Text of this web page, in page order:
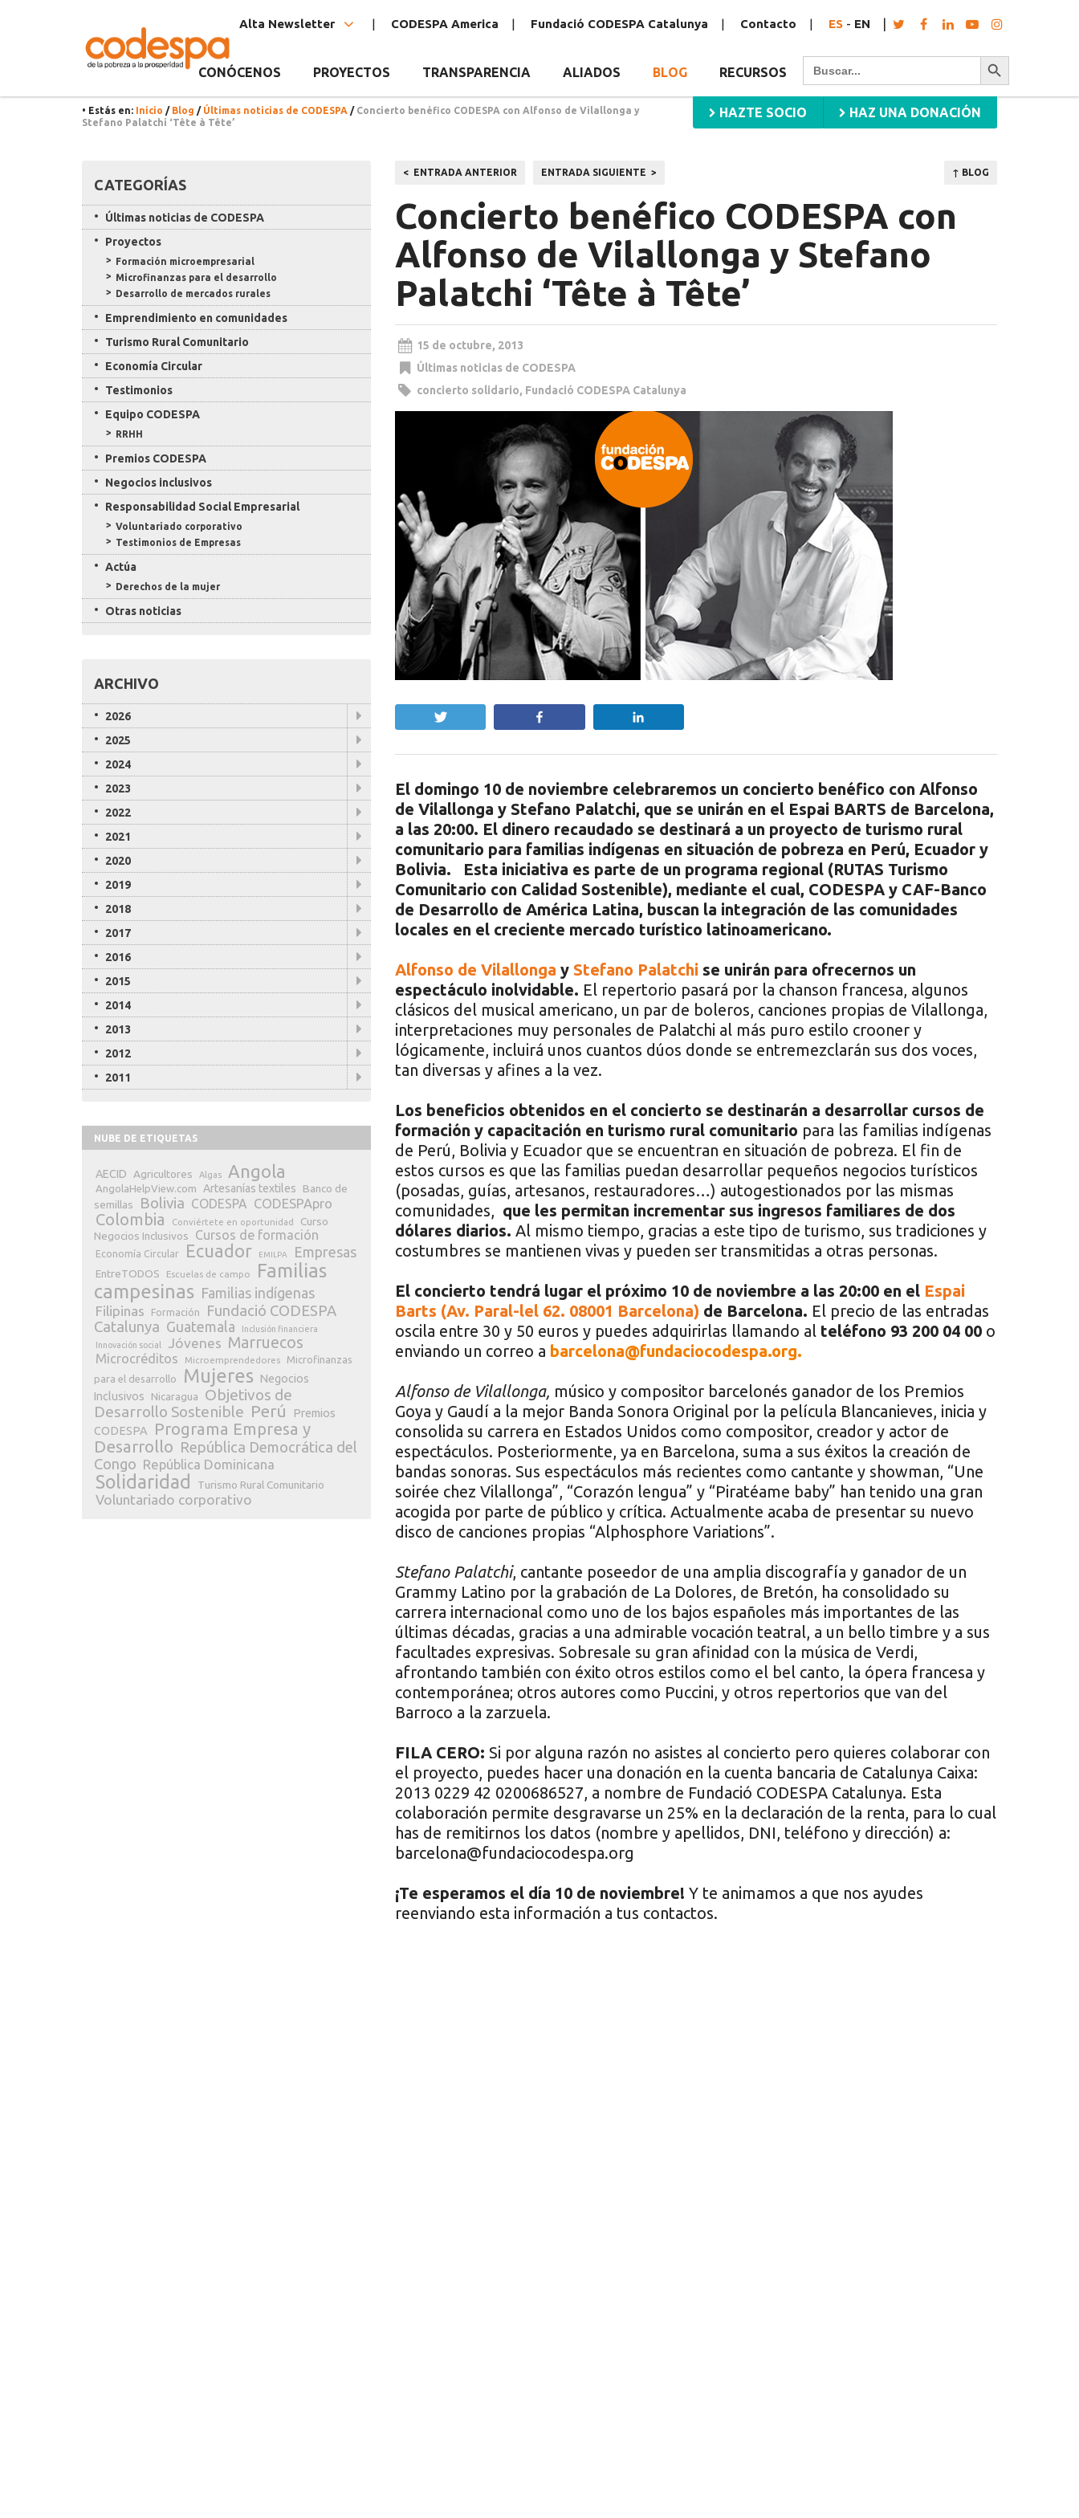
Alta Newsletter CODESPA America Fundació CODESPA Catalunya Contacto ES - EN
CONÓCENOS PROYECTOS TRANSPARENCIA ALIADOS BLOG RECURSOS
Buscar: Botón de búsqueda
HAZTE SOCIO HAZ UNA DONACIÓN
• Estás en: Inicio / Blog / Últimas noticias de CODESPA / Concierto benéfico CODESPA con Alfonso de Vilallonga y
Stefano Palatchi ‘Tête à Tête’
↑ BLOG
Navegación
de
entradas
ENTRADA ANTERIOR ENTRADA SIGUIENTE
Concierto benéfico CODESPA con
Alfonso de Vilallonga y Stefano
Palatchi ‘Tête à Tête’
15 de octubre, 2013
Últimas noticias de CODESPA
concierto solidario, Fundació CODESPA Catalunya
El domingo 10 de noviembre celebraremos un concierto benéfico con Alfonso
de Vilallonga y Stefano Palatchi, que se unirán en el Espai BARTS de Barcelona,
a las 20:00. El dinero recaudado se destinará a un proyecto de turismo rural
comunitario para familias indígenas en situación de pobreza en Perú, Ecuador y
Bolivia. Esta iniciativa es parte de un programa regional (RUTAS Turismo
Comunitario con Calidad Sostenible), mediante el cual, CODESPA y CAF-Banco
de Desarrollo de América Latina, buscan la integración de las comunidades
locales en el creciente mercado turístico latinoamericano.
Alfonso de Vilallonga y Stefano Palatchi se unirán para ofrecernos un
espectáculo inolvidable. El repertorio pasará por la chanson francesa, algunos
clásicos del musical americano, un par de boleros, canciones propias de Vilallonga,
interpretaciones muy personales de Palatchi al más puro estilo crooner y
lógicamente, incluirá unos cuantos dúos donde se entremezclarán sus dos voces,
tan diversas y afines a la vez.
Los beneficios obtenidos en el concierto se destinarán a desarrollar cursos de
formación y capacitación en turismo rural comunitario para las familias indígenas
de Perú, Bolivia y Ecuador que se encuentran en situación de pobreza. El fin de
estos cursos es que las familias puedan desarrollar pequeños negocios turísticos
(posadas, guías, artesanos, restauradores…) autogestionados por las mismas
comunidades, que les permitan incrementar sus ingresos familiares de dos
dólares diarios. Al mismo tiempo, gracias a este tipo de turismo, sus tradiciones y
costumbres se mantienen vivas y pueden ser transmitidas a otras personas.
El concierto tendrá lugar el próximo 10 de noviembre a las 20:00 en el Espai
Barts (Av. Paral-lel 62. 08001 Barcelona) de Barcelona. El precio de las entradas
oscila entre 30 y 50 euros y puedes adquirirlas llamando al teléfono 93 200 04 00 o
enviando un correo a barcelona@fundaciocodespa.org.
Alfonso de Vilallonga, músico y compositor barcelonés ganador de los Premios
Goya y Gaudí a la mejor Banda Sonora Original por la película Blancanieves, inicia y
consolida su carrera en Estados Unidos como compositor, creador y actor de
espectáculos. Posteriormente, ya en Barcelona, suma a sus éxitos la creación de
bandas sonoras. Sus espectáculos más recientes como cantante y showman, “Une
soirée chez Vilallonga”, “Corazón lengua” y “Piratéame baby” han tenido una gran
acogida por parte de público y crítica. Actualmente acaba de presentar su nuevo
disco de canciones propias “Alphosphore Variations”.
Stefano Palatchi, cantante poseedor de una amplia discografía y ganador de un
Grammy Latino por la grabación de La Dolores, de Bretón, ha consolidado su
carrera internacional como uno de los bajos españoles más importantes de las
últimas décadas, gracias a una admirable vocación teatral, a un bello timbre y a sus
facultades expresivas. Sobresale su gran afinidad con la música de Verdi,
afrontando también con éxito otros estilos como el bel canto, la ópera francesa y
contemporánea; otros autores como Puccini, y otros repertorios que van del
Barroco a la zarzuela.
FILA CERO: Si por alguna razón no asistes al concierto pero quieres colaborar con
el proyecto, puedes hacer una donación en la cuenta bancaria de Catalunya Caixa:
2013 0229 42 0200686527, a nombre de Fundació CODESPA Catalunya. Esta
colaboración permite desgravarse un 25% en la declaración de la renta, para lo cual
has de remitirnos los datos (nombre y apellidos, DNI, teléfono y dirección) a:
barcelona@fundaciocodespa.org
¡Te esperamos el día 10 de noviembre! Y te animamos a que nos ayudes
reenviando esta información a tus contactos.
CATEGORÍAS
Últimas noticias de CODESPA
Proyectos
Formación microempresarial
Microfinanzas para el desarrollo
Desarrollo de mercados rurales
Emprendimiento en comunidades
Turismo Rural Comunitario
Economía Circular
Testimonios
Equipo CODESPA
RRHH
Premios CODESPA
Negocios inclusivos
Responsabilidad Social Empresarial
Voluntariado corporativo
Testimonios de Empresas
Actúa
Derechos de la mujer
Otras noticias
ARCHIVO
2026
2025
2024
2023
2022
2021
2020
2019
2018
2017
2016
2015
2014
2013
2012
2011
NUBE DE ETIQUETAS
AECID Agricultores Algas Angola
AngolaHelpView.com Artesanías textiles
Banco de
semillas
Bolivia CODESPA CODESPApro
Colombia Conviértete en oportunidad
Curso
Negocios Inclusivos
Cursos de formación
Economía Circular Ecuador EMILPA Empresas
EntreTODOS Escuelas de campo
Familias
campesinas Familias indígenas
Filipinas
Formación
Fundació CODESPA
Catalunya Guatemala
Inclusión financiera
Innovación social
Jóvenes Marruecos
Microcréditos Microemprendedores
Microfinanzas
para el desarrollo
Mujeres
Negocios
Inclusivos
Nicaragua
Objetivos de
Desarrollo Sostenible Perú
Premios
CODESPA
Programa Empresa y
Desarrollo República Democrática del
Congo República Dominicana
Solidaridad Turismo Rural Comunitario
Voluntariado corporativo